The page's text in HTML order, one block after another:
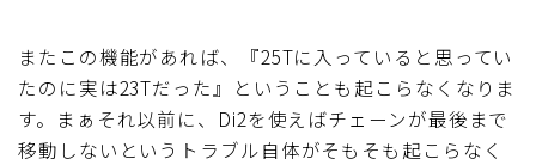
またこの機能があれば、『25Tに入っていると思ってい
たのに実は23Tだった』ということも起こらなくなりま
す。まぁそれ以前に、Di2を使えばチェーンが最後まで
移動しないというトラブル自体がそもそも起こらなく